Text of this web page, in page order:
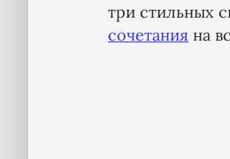
три стильных
сочетания на